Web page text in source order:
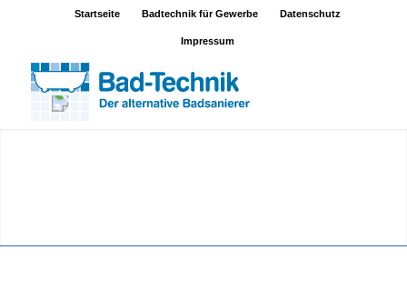
Startseite Badtechnik für Gewerbe Datenschutz
Impressum